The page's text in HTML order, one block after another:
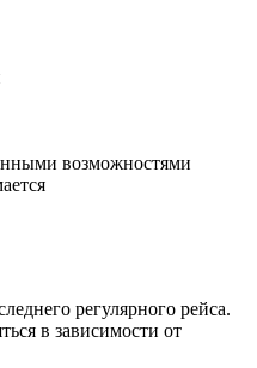
возможностями
регулярного рейса.
в зависимости от